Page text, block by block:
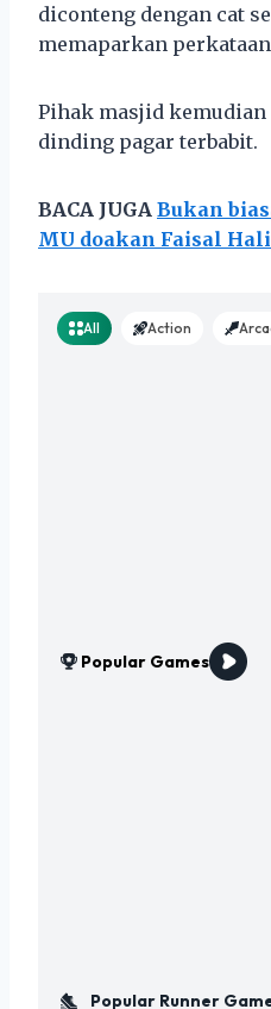
diconteng dengan cat
memaparkan
Pihak masjid kemudian
dinding pagar terbabit.
BACA JUGA Bukan
MU doakan Faisal